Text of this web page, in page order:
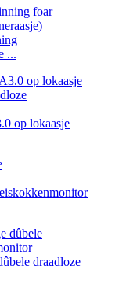
...
op lokaasje
draadloze